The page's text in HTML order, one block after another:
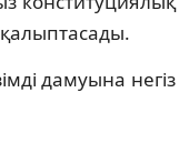
дамуына негіз